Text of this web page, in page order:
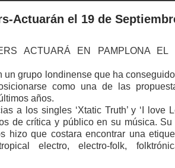
Actuarán el 19 de
ACTUARÁ EN PAMPLONA
un grupo londinense que ha
como una de las
años.
a los singles ‘Xtatic Truth’ y ‘I love
de crítica y público en su música. Su
hizo que costara encontrar una
electro, electro-folk,